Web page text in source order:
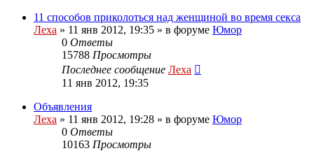
11 способов приколоться над женщиной во время секса
Леха » 11 янв 2012, 19:35 » в форуме Юмор
0 Ответы
15788 Просмотры
Последнее сообщение Леха
11 янв 2012, 19:35
Объявления
Леха » 11 янв 2012, 19:28 » в форуме Юмор
0 Ответы
10163 Просмотры